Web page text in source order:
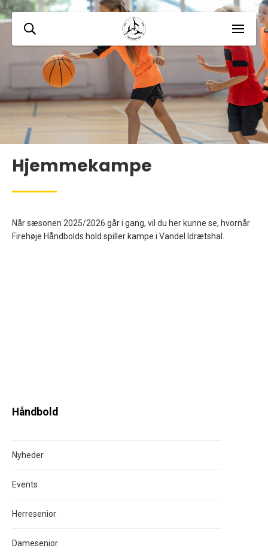
Hjemmekampe
Når sæsonen 2025/2026 går i gang, vil du her kunne se, hvornår
Firehøje Håndbolds hold spiller kampe i Vandel Idrætshal.
Håndbold
Nyheder
Events
Herresenior
Damesenior